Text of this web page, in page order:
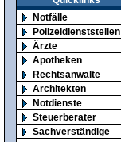
Notfälle
Polizeidienststellen
Ärzte
Apotheken
Rechtsanwälte
Architekten
Notdienste
Steuerberater
Sachverständige